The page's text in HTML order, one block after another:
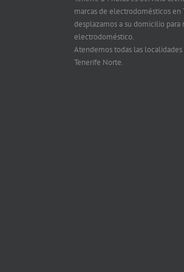
marcas de electrodomésticos en
desplazamos a su domicilio
electrodoméstico.
Atendemos todas las
Tenerife Norte.